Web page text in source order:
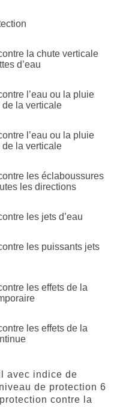
la chute verticale
d’eau
l’eau ou la pluie
de la verticale
l’eau ou la pluie
de la verticale
les éclaboussures
les directions
les jets d’eau
les puissants jets
les effets de la
les effets de la
avec indice de
de protection 6
contre la